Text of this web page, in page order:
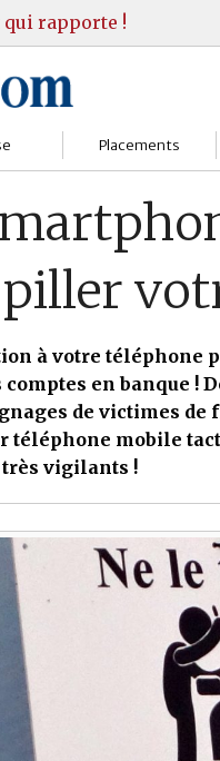
qui rapporte !
OST
Placements
Bourses
Fonds
Assurance vie
Livrets
Immobilier
Divers
à votre téléphone
comptes en banque !
de victimes de
téléphone mobile
très vigilants !